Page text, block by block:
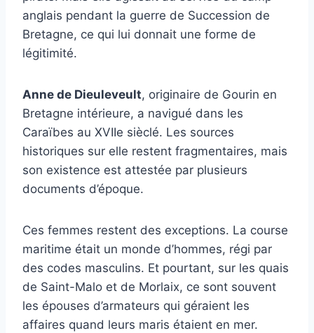
anglais pendant la guerre de Succession de
Bretagne, ce qui lui donnait une forme de
légitimité.
Anne de Dieuleveult, originaire de Gourin en
Bretagne intérieure, a navigué dans les
Caraïbes au XVIIe sièclé. Les sources
historiques sur elle restent fragmentaires, mais
son existence est attestée par plusieurs
documents d’époque.
Ces femmes restent des exceptions. La course
maritime était un monde d’hommes, régi par
des codes masculins. Et pourtant, sur les quais
de Saint-Malo et de Morlaix, ce sont souvent
les épouses d’armateurs qui géraient les
affaires quand leurs maris étaient en mer.